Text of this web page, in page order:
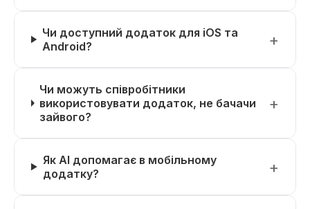
Чи доступний додаток для iOS та
Android?
Чи можуть співробітники
використовувати додаток, не бачачи
зайвого?
Як AI допомагає в мобільному
додатку?